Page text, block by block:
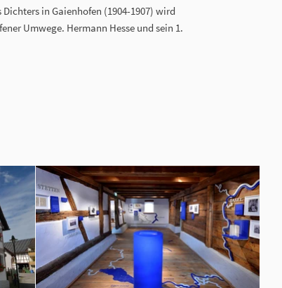
in Gaienhofen (1904-1907) wird
Umwege. Hermann Hesse und sein 1.